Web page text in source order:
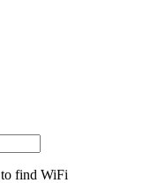
to find WiFi